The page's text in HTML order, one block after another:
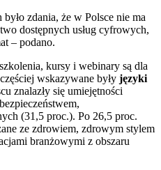
zdania, że w Polsce nie ma
dostępnych usług cyfrowych,
– podano.
kursy i webinary są dla
wskazywane były języki
znalazły się umiejętności
(31,5 proc.). Po 26,5 proc.
ze zdrowiem, zdrowym stylem
branżowymi z obszaru